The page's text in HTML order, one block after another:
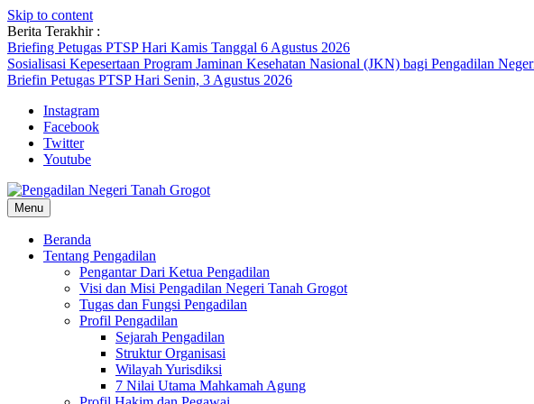
Skip to content
Berita Terakhir :
Briefing Petugas PTSP Hari Kamis Tanggal 6 Agustus 2026
Sosialisasi Kepesertaan Program Jaminan Kesehatan Nasional (JKN) bagi Pengadilan
Briefin Petugas PTSP Hari Senin, 3 Agustus 2026
Instagram
Facebook
Twitter
Youtube
Menu
Beranda
Tentang Pengadilan
Pengantar Dari Ketua Pengadilan
Visi dan Misi Pengadilan Negeri Tanah Grogot
Tugas dan Fungsi Pengadilan
Profil Pengadilan
Sejarah Pengadilan
Struktur Organisasi
Wilayah Yurisdiksi
7 Nilai Utama Mahkamah Agung